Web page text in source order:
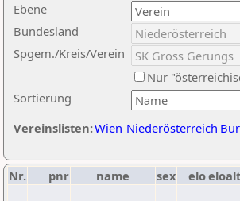
Ebene
Sortierung
Bundesland
Spgem./Kreis/Verein
Nur
Vereinslisten:Wien Niederösterreich
Nr. pnr name sex eloeloalt